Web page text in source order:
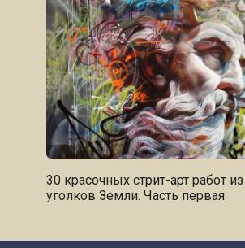
30 красочных стрит-арт работ
уголков Земли. Часть первая